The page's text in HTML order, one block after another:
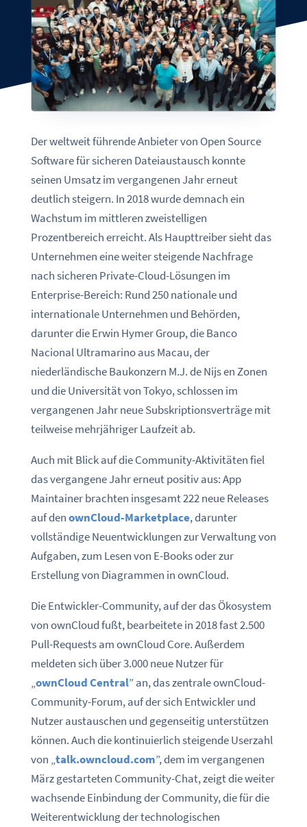
Der weltweit führende Anbieter von Open Source
Software für sicheren Dateiaustausch konnte
seinen Umsatz im vergangenen Jahr erneut
deutlich steigern. In 2018 wurde demnach ein
Wachstum im mittleren zweistelligen
Prozentbereich erreicht. Als Haupttreiber sieht das
Unternehmen eine weiter steigende Nachfrage
nach sicheren Private-Cloud-Lösungen im
Enterprise-Bereich: Rund 250 nationale und
internationale Unternehmen und Behörden,
darunter die Erwin Hymer Group, die Banco
Nacional Ultramarino aus Macau, der
niederländische Baukonzern M.J. de Nijs en Zonen
und die Universität von Tokyo, schlossen im
vergangenen Jahr neue Subskriptionsverträge mit
teilweise mehrjähriger Laufzeit ab.
Auch mit Blick auf die Community-Aktivitäten fiel
das vergangene Jahr erneut positiv aus: App
Maintainer brachten insgesamt 222 neue Releases
auf denownCloud-Marketplace, darunter
vollständige Neuentwicklungen zur Verwaltung von
Aufgaben, zum Lesen von E-Books oder zur
Erstellung von Diagrammen in ownCloud.
Die Entwickler-Community, auf der das Ökosystem
von ownCloud fußt, bearbeitete in 2018 fast 2.500
Pull-Requests am ownCloud Core. Außerdem
meldeten sich über 3.000 neue Nutzer für
„ownCloud Central” an, das zentrale ownCloud-
Community-Forum, auf der sich Entwickler und
Nutzer austauschen und gegenseitig unterstützen
können. Auch die kontinuierlich steigende Userzahl
von „talk.owncloud.com”, dem im vergangenen
März gestarteten Community-Chat, zeigt die weiter
wachsende Einbindung der Community, die für die
Weiterentwicklung der technologischen